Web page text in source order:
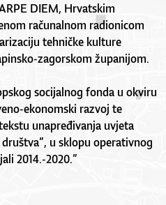
DIEM, Hrvatskim
računalnom radionicom
tehničke kulture
zagorskom županijom.
socijalnog fonda u okviru
ekonomski razvoj te
unapređivanja uvjeta
u sklopu operativnog
2014.-2020.”